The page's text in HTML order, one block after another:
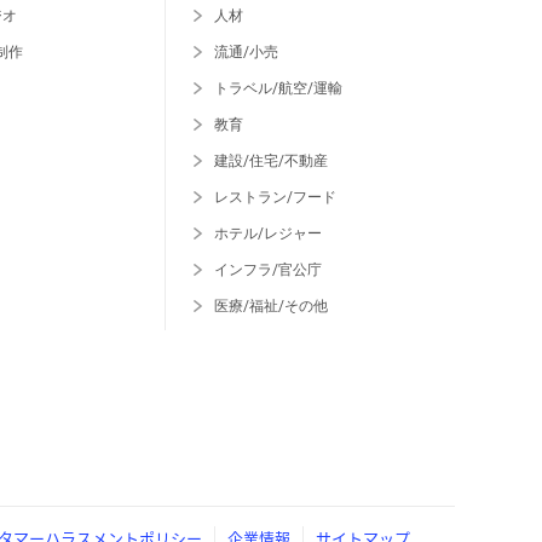
作
人材
流通/小売
トラベル/航空/運輸
教育
建設/住宅/不動産
レストラン/フード
ホテル/レジャー
インフラ/官公庁
医療/福祉/その他